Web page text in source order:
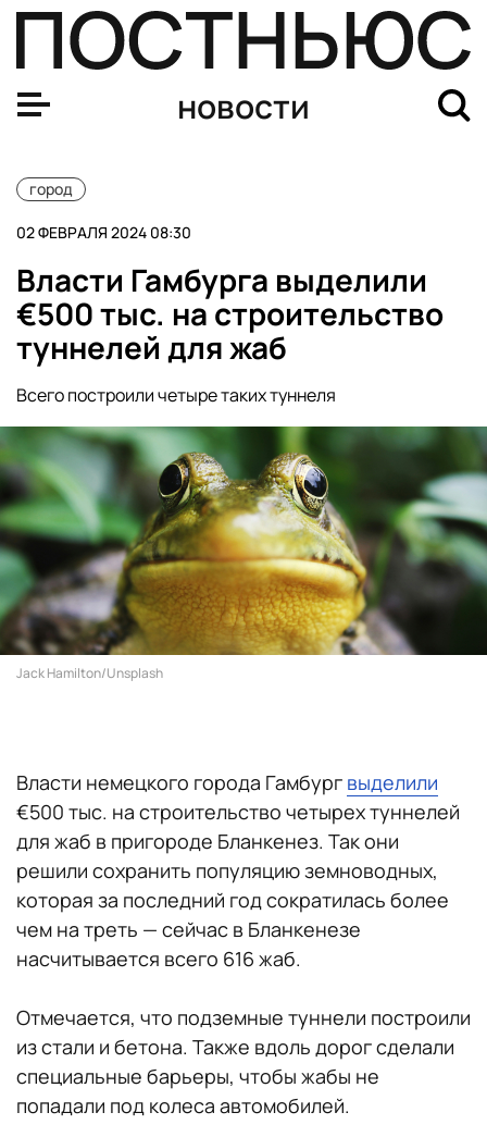
новости
город
02 ФЕВРАЛЯ 2024 08:30
Власти Гамбурга выделили
€500 тыс. на строительство
туннелей для жаб
Всего построили четыре таких туннеля
Jack Hamilton/Unsplash
Власти немецкого города Гамбург выделили
€500 тыс. на строительство четырех туннелей
для жаб в пригороде Бланкенез. Так они
решили сохранить популяцию земноводных,
которая за последний год сократилась более
чем на треть — сейчас в Бланкенезе
насчитывается всего 616 жаб.
Отмечается, что подземные туннели построили
из стали и бетона. Также вдоль дорог сделали
специальные барьеры, чтобы жабы не
попадали под колеса автомобилей.
Российская версия «Постучись в мою дверь» выйдет